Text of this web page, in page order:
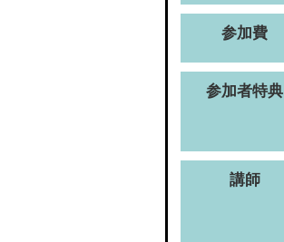
参加費
参加者特典
講師